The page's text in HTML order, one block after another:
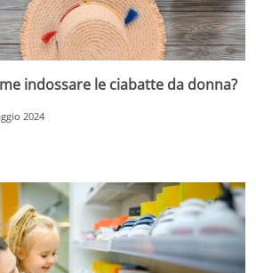
indossare le ciabatte da donna?
2024